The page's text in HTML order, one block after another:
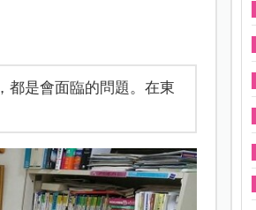
都是會面臨的問題。在東